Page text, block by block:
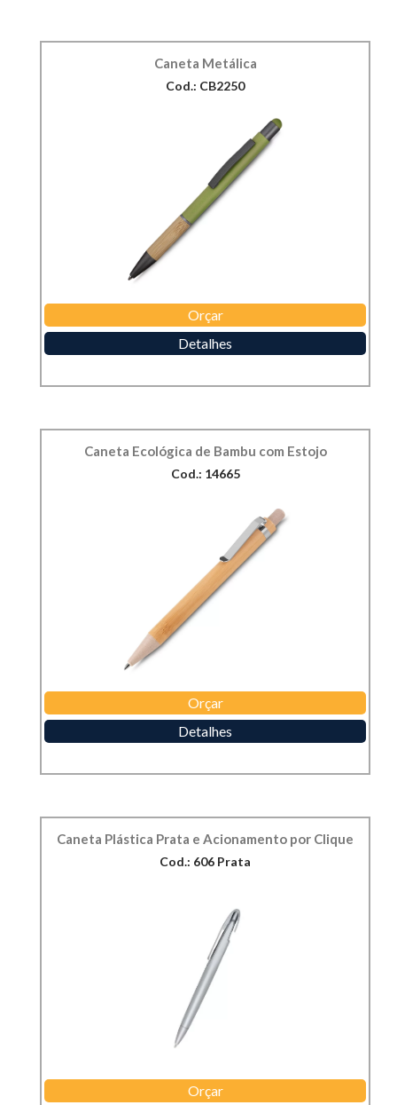
Caneta Metálica
Cod.: CB2250
Orçar
Detalhes
Caneta Ecológica de Bambu com Estojo
Cod.: 14665
Orçar
Detalhes
Caneta Plástica Prata e Acionamento por Clique
Cod.: 606 Prata
Orçar